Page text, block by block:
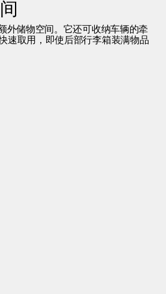
外储物空间。它还可收纳车辆的牵
速取用，即使后部行李箱装满物品